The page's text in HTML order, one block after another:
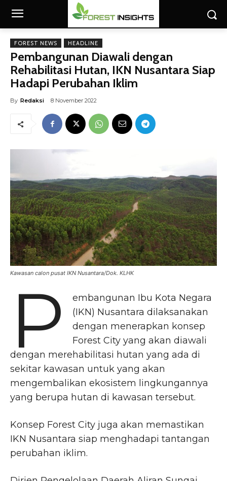
FOREST NEWS HEADLINE
Pembangunan Diawali dengan
Rehabilitasi Hutan, IKN Nusantara Siap
Hadapi Perubahan Iklim
By Redaksi 8 November 2022
Kawasan calon pusat IKN Nusantara/Dok. KLHK
P
embangunan Ibu Kota Negara
(IKN) Nusantara dilaksanakan
dengan menerapkan konsep
Forest City yang akan diawali
dengan merehabilitasi hutan yang ada di
sekitar kawasan untuk yang akan
mengembalikan ekosistem lingkungannya
yang berupa hutan di kawasan tersebut.
Konsep Forest City juga akan memastikan
IKN Nusantara siap menghadapi tantangan
perubahan iklim.